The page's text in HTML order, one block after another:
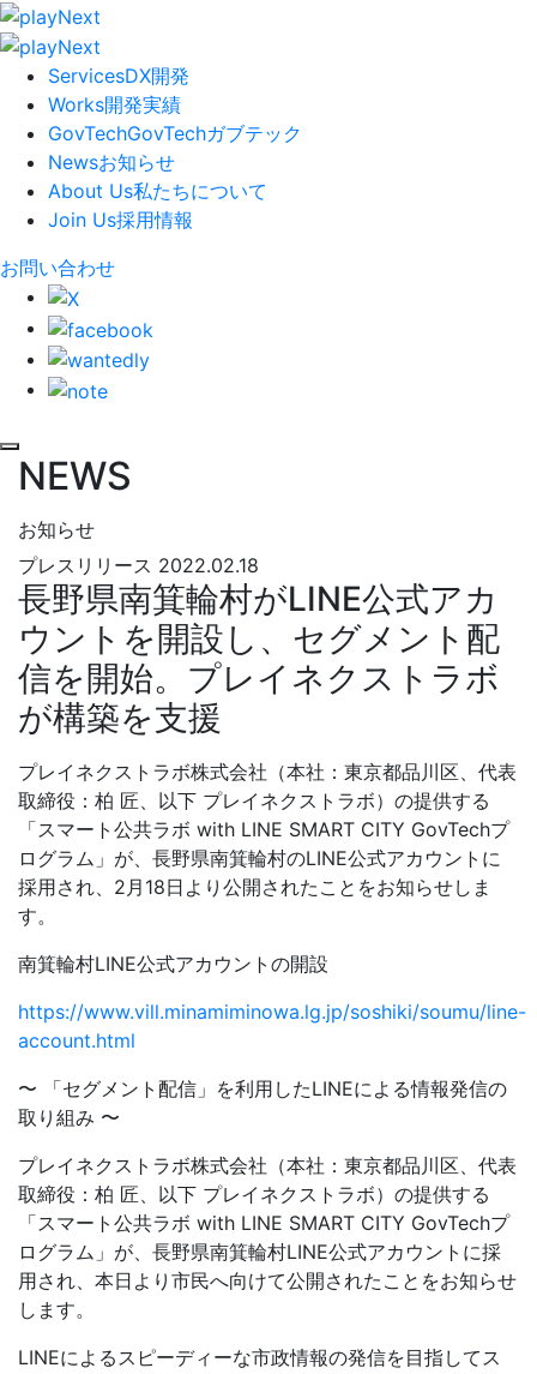
ServicesDX開発
Works開発実績
GovTechGovTechガブテック
Newsお知らせ
About Us私たちについて
Join Us採用情報
お問い合わせ
NEWS
お知らせ
プレスリリース 2022.02.18
長野県南箕輪村がLINE公式アカ
ウントを開設し、セグメント配
信を開始。プレイネクストラボ
が構築を支援
プレイネクストラボ株式会社（本社：東京都品川区、代表
取締役：柏 匠、以下 プレイネクストラボ）の提供する
「スマート公共ラボ with LINE SMART CITY GovTechプ
ログラム」が、長野県南箕輪村のLINE公式アカウントに
採用され、2月18日より公開されたことをお知らせしま
す。
南箕輪村LINE公式アカウントの開設
https://www.vill.minamiminowa.lg.jp/soshiki/soumu/line-
account.html
〜 「セグメント配信」を利用したLINEによる情報発信の
取り組み 〜
プレイネクストラボ株式会社（本社：東京都品川区、代表
取締役：柏 匠、以下 プレイネクストラボ）の提供する
「スマート公共ラボ with LINE SMART CITY GovTechプ
ログラム」が、長野県南箕輪村LINE公式アカウントに採
用され、本日より市民へ向けて公開されたことをお知らせ
します。
LINEによるスピーディーな市政情報の発信を目指してス